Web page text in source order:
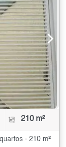
210 m²
- 210 m²